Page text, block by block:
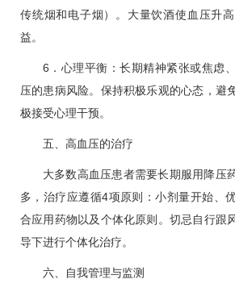
传统烟和电子烟）。大量饮酒使血压升
益。
6．心理平衡：长期精神紧张或焦虑
压的患病风险。保持积极乐观的心态，避
极接受心理干预。
五、 高血压的治疗
大多数高血压患者需要长期服用降压
多，治疗应遵循4项原则：小剂量开始、
合应用药物以及个体化原则。切忌自行跟
导下进行个体化治疗。
六、自我管理与监测